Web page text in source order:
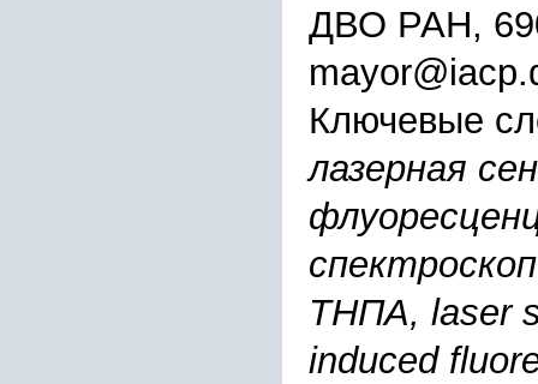
ДВО РАН,
Ключевые
лазерная
ТНПА, laser
induced